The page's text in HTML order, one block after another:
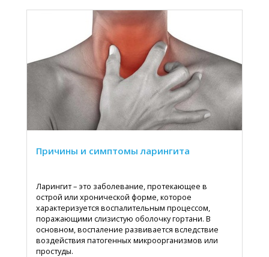
Причины и симптомы ларингита
Ларингит – это заболевание, протекающее в
острой или хронической форме, которое
характеризуется воспалительным процессом,
поражающими слизистую оболочку гортани. В
основном, воспаление развивается вследствие
воздействия патогенных микроорганизмов или
простуды.